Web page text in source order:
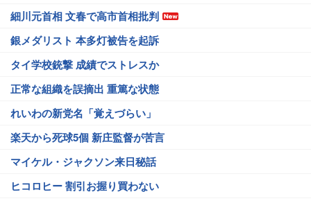
細川元首相 文春で高市首相批判
銀メダリスト 本多灯被告を起訴
タイ学校銃撃 成績でストレスか
正常な組織を誤摘出 重篤な状態
れいわの新党名「覚えづらい」
楽天から死球5個 新庄監督が苦言
マイケル・ジャクソン来日秘話
ヒコロヒー 割引お握り買わない